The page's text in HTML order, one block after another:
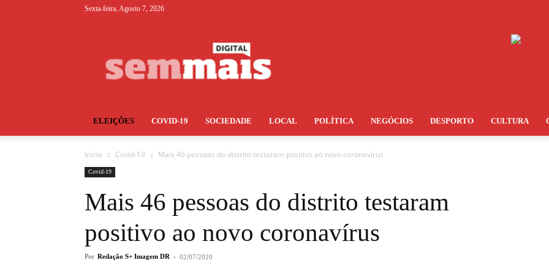
Sexta-feira, Agosto 7, 2026
ELEIÇÕES COVID-19 SOCIEDADE LOCAL POLÍTICA NEGÓCIOS DESPORTO CULTURA
Início Covid-19 Mais 46 pessoas do distrito testaram positivo ao novo coronavírus
Covid-19
Mais 46 pessoas do distrito testaram
positivo ao novo coronavírus
Por Redação S+ Imagem DR - 02/07/2020